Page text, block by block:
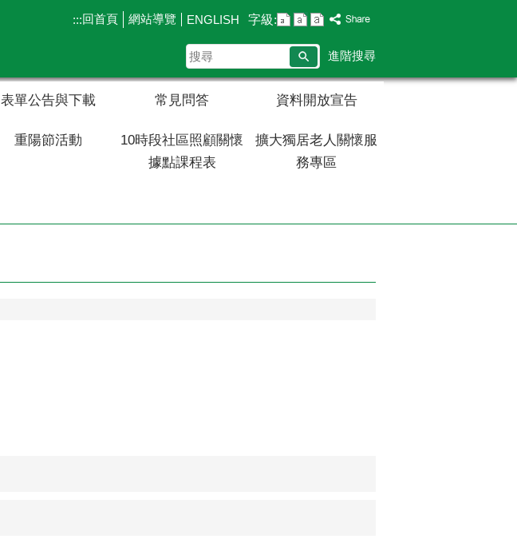
:::回首頁 網站導覽 ENGLISH 字級:
搜
尋
進階搜尋
表單公告與下載 常見問答 資料開放宣告
重陽節活動
10時段社區照顧關懷
據點課程表
擴大獨居老人關懷服
務專區